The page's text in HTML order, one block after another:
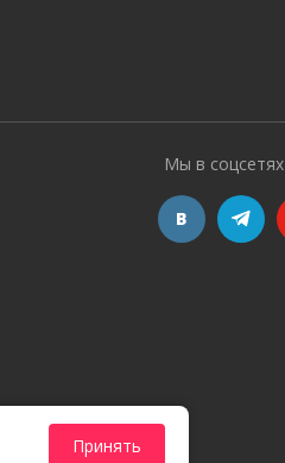
Мы в соцсетях
Принять